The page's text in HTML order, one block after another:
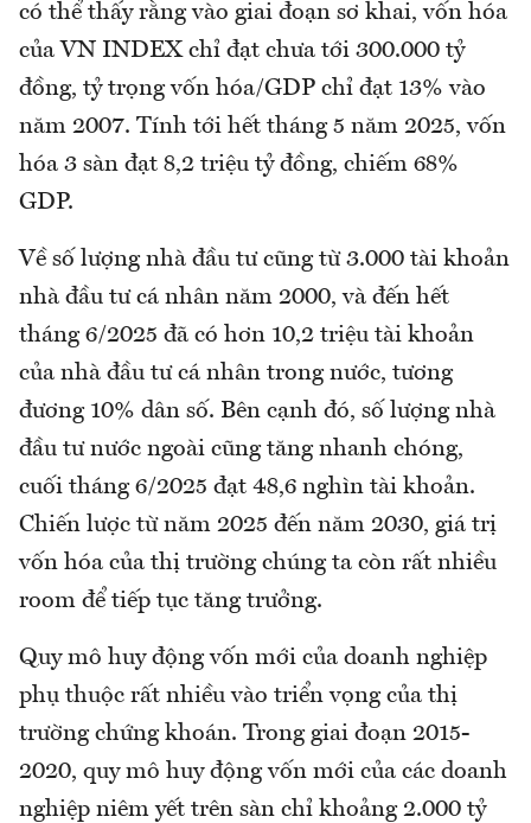
có thể thấy rằng vào giai đoạn sơ khai, vốn hóa
của VN INDEX chỉ đạt chưa tới 300.000 tỷ
đồng, tỷ trọng vốn hóa/GDP chỉ đạt 13% vào
năm 2007. Tính tới hết tháng 5 năm 2025, vốn
hóa 3 sàn đạt 8,2 triệu tỷ đồng, chiếm 68%
GDP.
Về số lượng nhà đầu tư cũng từ 3.000 tài khoản
nhà đầu tư cá nhân năm 2000, và đến hết
tháng 6/2025 đã có hơn 10,2 triệu tài khoản
của nhà đầu tư cá nhân trong nước, tương
đương 10% dân số. Bên cạnh đó, số lượng nhà
đầu tư nước ngoài cũng tăng nhanh chóng,
cuối tháng 6/2025 đạt 48,6 nghìn tài khoản.
Chiến lược từ năm 2025 đến năm 2030, giá trị
vốn hóa của thị trường chúng ta còn rất nhiều
room để tiếp tục tăng trưởng.
Quy mô huy động vốn mới của doanh nghiệp
phụ thuộc rất nhiều vào triển vọng của thị
trường chứng khoán. Trong giai đoạn 2015-
2020, quy mô huy động vốn mới của các doanh
nghiệp niêm yết trên sàn chỉ khoảng 2.000 tỷ